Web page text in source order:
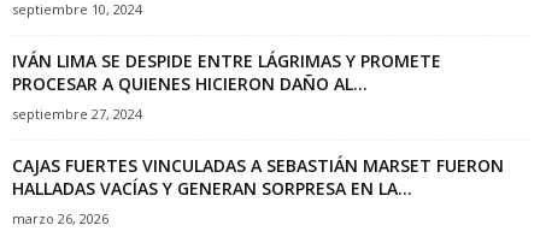
septiembre 10, 2024
IVÁN LIMA SE DESPIDE ENTRE LÁGRIMAS Y PROMETE
PROCESAR A QUIENES HICIERON DAÑO AL...
septiembre 27, 2024
CAJAS FUERTES VINCULADAS A SEBASTIÁN MARSET FUERON
HALLADAS VACÍAS Y GENERAN SORPRESA EN LA...
marzo 26, 2026